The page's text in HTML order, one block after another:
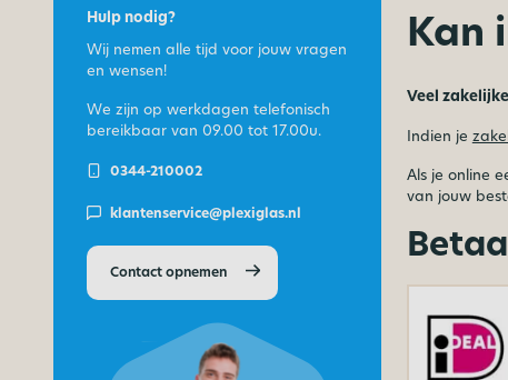
Hulp nodig?
Wij nemen alle tijd voor jouw vragen
en wensen!
We zijn op werkdagen telefonisch
bereikbaar van 09.00 tot 17.00u.
0344-210002
klantenservice@plexiglas.nl
Contact opnemen
Kan
Veel
Indien je
Als je online
van jouw